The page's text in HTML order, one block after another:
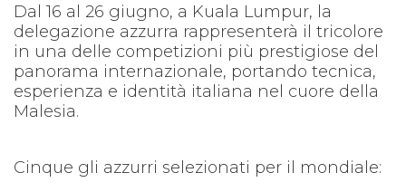
Dal 16 al 26 giugno, a Kuala Lumpur, la
delegazione azzurra rappresenterà il tricolore
in una delle competizioni più prestigiose del
panorama internazionale, portando tecnica,
esperienza e identità italiana nel cuore della
Malesia.
Cinque gli azzurri selezionati per il mondiale: